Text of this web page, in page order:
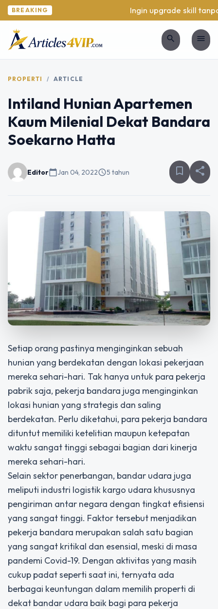
BREAKING Ingin upgrade skill tanpa
search menu
PROPERTI / ARTICLE
Intiland Hunian Apartemen
Kaum Milenial Dekat Bandara
Soekarno Hatta
Editorcalendar_todayJan 04, 2022schedule5 tahun bookmark_border share
Setiap orang pastinya menginginkan sebuah
hunian yang berdekatan dengan lokasi pekerjaan
mereka sehari-hari. Tak hanya untuk para pekerja
pabrik saja, pekerja bandara juga menginginkan
lokasi hunian yang strategis dan saling
berdekatan. Perlu diketahui, para pekerja bandara
dituntut memiliki ketelitian maupun ketepatan
waktu sangat tinggi sebagai bagian dari kinerja
mereka sehari-hari.
Selain sektor penerbangan, bandar udara juga
meliputi industri logistik kargo udara khususnya
pengiriman antar negara dengan tingkat efisiensi
yang sangat tinggi. Faktor tersebut menjadikan
pekerja bandara merupakan salah satu bagian
yang sangat kritikal dan esensial, meski di masa
pandemi Covid-19. Dengan aktivitas yang masih
cukup padat seperti saat ini, ternyata ada
berbagai keuntungan dalam memilih properti di
dekat bandar udara baik bagi para pekerja